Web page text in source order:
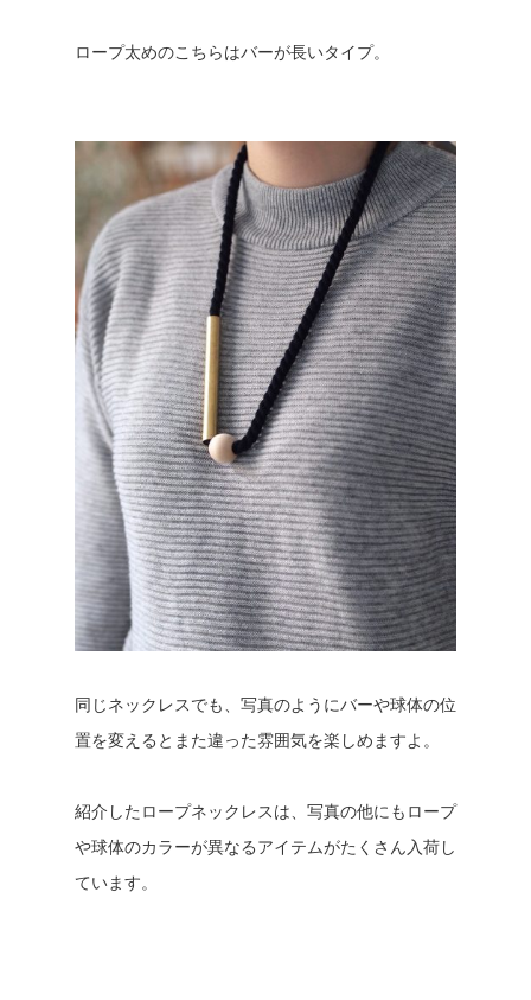
ロープ太めのこちらはバーが長いタイプ。
同じネックレスでも、写真のようにバーや球体の位
置を変えるとまた違った雰囲気を楽しめますよ。
紹介したロープネックレスは、写真の他にもロープ
や球体のカラーが異なるアイテムがたくさん入荷し
ています。